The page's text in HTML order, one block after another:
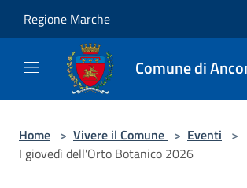
Regione Marche
Comune di
Home > Vivere il Comune > Eventi >
I giovedì dell'Orto Botanico 2026